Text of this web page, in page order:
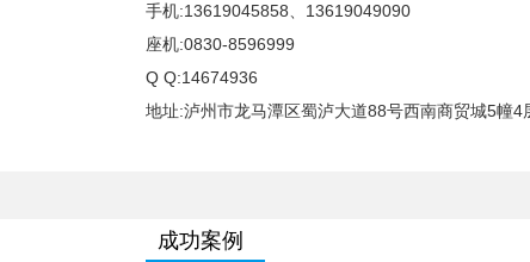
手机:13619045858、13619049090
座机:0830-8596999
Q Q:14674936
地址:泸州市龙马潭区蜀泸大道88号西南商贸城5幢
成功案例